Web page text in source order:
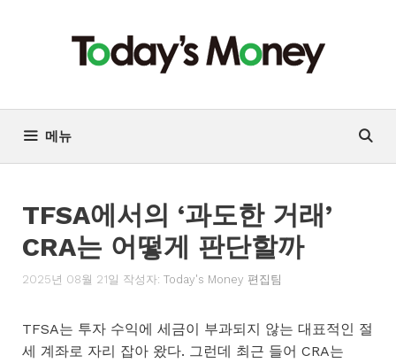
기
메뉴
TFSA에서의 ‘과도한 거래’
CRA는 어떻게 판단할까
2025년 08월 21일 작성자: Today's Money 편집팀
TFSA는 투자 수익에 세금이 부과되지 않는 대표적인 절
세 계좌로 자리 잡아 왔다. 그런데 최근 들어 CRA는